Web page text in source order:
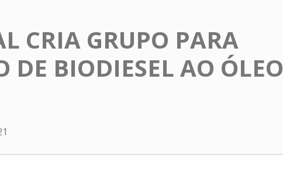
CRIA GRUPO PARA
BIODIESEL AO ÓLEO